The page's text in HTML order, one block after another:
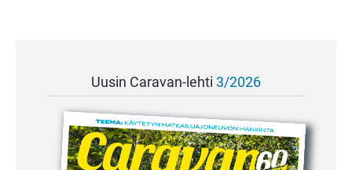
Uusin Caravan-lehti 3/2026